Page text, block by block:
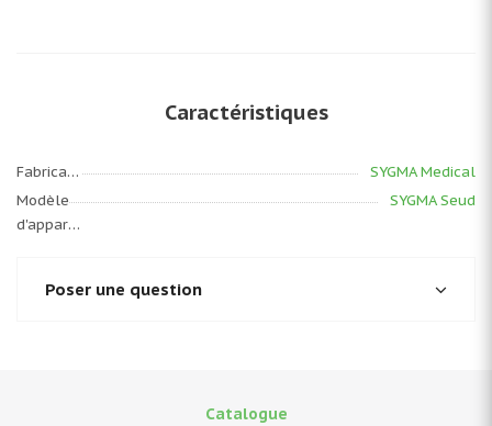
Caractéristiques
Fabricant
SYGMA Medical
Modèle
d'appareil
SYGMA Seud
Poser une question
Catalogue